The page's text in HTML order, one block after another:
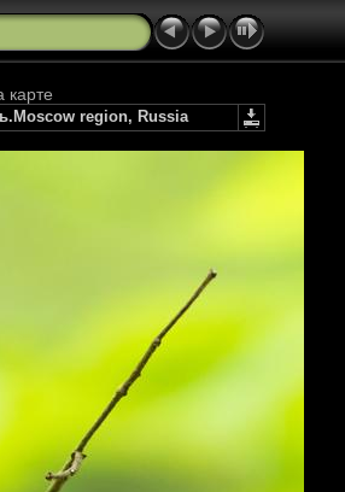
карте
region, Russia